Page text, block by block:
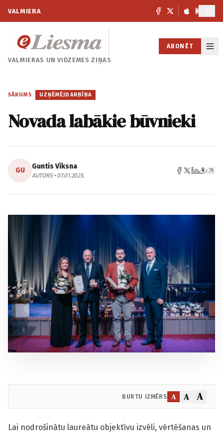
VALMIERA
VALMIERAS UNVIDZEMES ZIŅAS
ABONĒT
SĀKUMS / UZŅĒMĒJDARBĪBA
Novada labākie būvnieki
GU Guntis Vīksna
AUTORS • 07.01.2025.
BURTU IZMĒRS A A A
Lai nodrošinātu laureātu objektīvu izvēli, vērtēšanas un